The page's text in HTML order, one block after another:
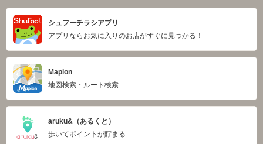
シュフーチラシアプリ
アプリならお気に入りのお店がすぐに見つかる！
Mapion
地図検索・ルート検索
aruku&（あるくと）
歩いてポイントが貯まる